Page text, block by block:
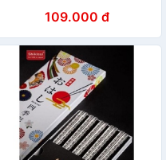
109.000 đ